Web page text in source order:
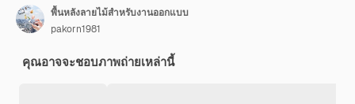
พื้นหลังลายไม้สำหรับงานออกแบบ
pakorn1981
คุณอาจจะชอบภาพถ่ายเหล่านี้